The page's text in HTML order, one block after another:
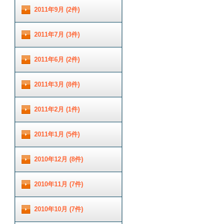
2011年9月 (2件)
2011年7月 (3件)
2011年6月 (2件)
2011年3月 (8件)
2011年2月 (1件)
2011年1月 (5件)
2010年12月 (8件)
2010年11月 (7件)
2010年10月 (7件)